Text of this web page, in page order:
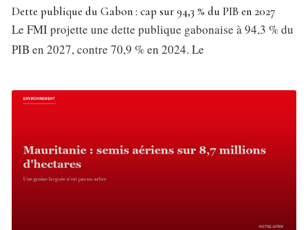
Dette publique du Gabon : cap sur 94,3 % du PIB en 2027
Le FMI projette une dette publique gabonaise à 94,3 % du
PIB en 2027, contre 70,9 % en 2024. Le